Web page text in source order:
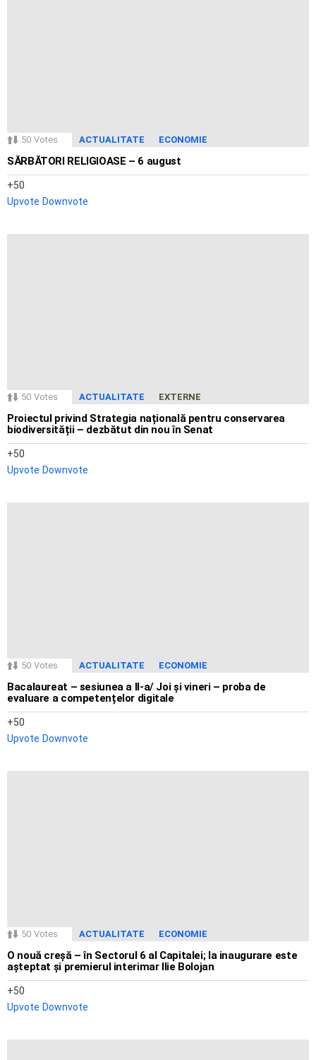
50 Votes ACTUALITATE ECONOMIE
SĂRBĂTORI RELIGIOASE – 6 august
50
Upvote Downvote
50 Votes ACTUALITATE EXTERNE
Proiectul privind Strategia națională pentru conservarea
biodiversității – dezbătut din nou în Senat
50
Upvote Downvote
50 Votes ACTUALITATE ECONOMIE
Bacalaureat – sesiunea a II-a/ Joi și vineri – proba de
evaluare a competențelor digitale
50
Upvote Downvote
50 Votes ACTUALITATE ECONOMIE
O nouă creșă – în Sectorul 6 al Capitalei; la inaugurare este
așteptat și premierul interimar Ilie Bolojan
50
Upvote Downvote